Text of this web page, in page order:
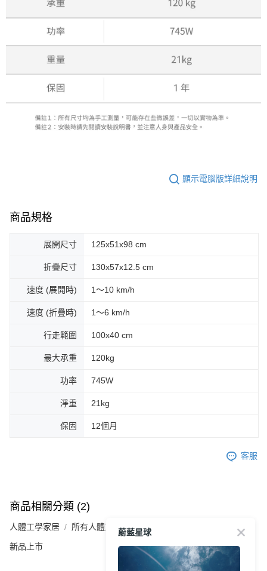
顯示電腦版詳細說明
商品規格
展開尺寸 125x51x98 cm
折疊尺寸 130x57x12.5 cm
速度 (展開時) 1～10 km/h
速度 (折疊時) 1～6 km/h
行走範圍 100x40 cm
最大承重 120kg
功率 745W
淨重 21kg
保固 12個月
客服
商品相關分類 (2)
人體工學家居​ 所有人體工學家居
新品上市
蔚藍星球